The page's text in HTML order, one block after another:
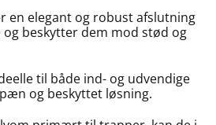
en elegant og robust afslutning
og beskytter dem mod stød og
til både ind- og udvendige
og beskyttet løsning.